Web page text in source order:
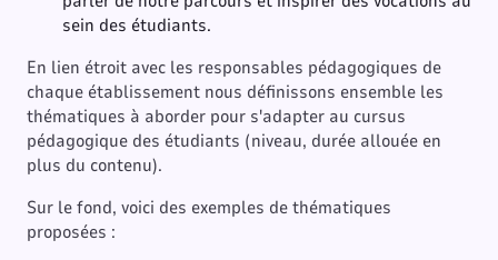
sein des étudiants.
En lien étroit avec les responsables pédagogiques de
chaque établissement nous définissons ensemble les
thématiques à aborder pour s'adapter au cursus
pédagogique des étudiants (niveau, durée allouée en
plus du contenu).
Sur le fond, voici des exemples de thématiques
proposées :